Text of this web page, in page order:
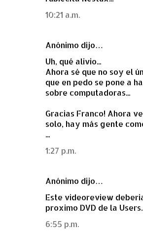
10:21 a.m.
Anónimo dijo…
Uh, qué alivio...
Ahora sé que no soy el
que en pedo se pone a
sobre computadoras...
Gracias Franco! Ahora
solo, hay más gente
...
1:27 p.m.
Anónimo dijo…
Este videoreview
proximo DVD de la Users.
6:55 p.m.